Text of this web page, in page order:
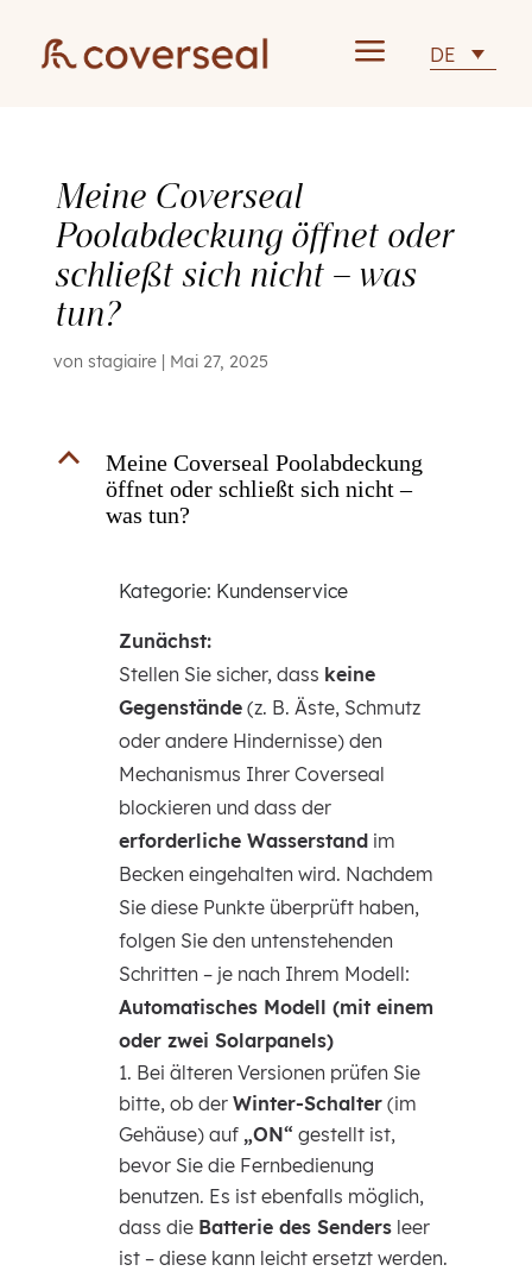
a DE
Meine Coverseal
Poolabdeckung öffnet oder
schließt sich nicht – was
tun?
von stagiaire| Mai 27, 2025
B
Meine Coverseal Poolabdeckung
öffnet oder schließt sich nicht –
was tun?
Kategorie: Kundenservice
Zunächst:
Stellen Sie sicher, dass keine
Gegenstände(z. B. Äste, Schmutz
oder andere Hindernisse) den
Mechanismus Ihrer Coverseal
blockieren und dass der
erforderliche Wasserstandim
Becken eingehalten wird. Nachdem
Sie diese Punkte überprüft haben,
folgen Sie den untenstehenden
Schritten – je nach Ihrem Modell:
Automatisches Modell (mit einem
oder zwei Solarpanels)
Bei älteren Versionen prüfen Sie
bitte, ob der Winter-Schalter(im
Gehäuse) auf „ON“ gestellt ist,
bevor Sie die Fernbedienung
benutzen. Es ist ebenfalls möglich,
dass die Batterie des Sendersleer
ist – diese kann leicht ersetzt werden.